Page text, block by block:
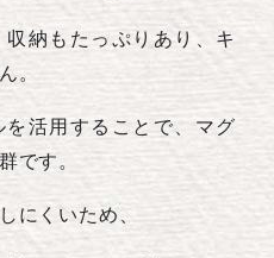
納もたっぷりあり、キ
。
活用することで、マグ
です。
にくいため、